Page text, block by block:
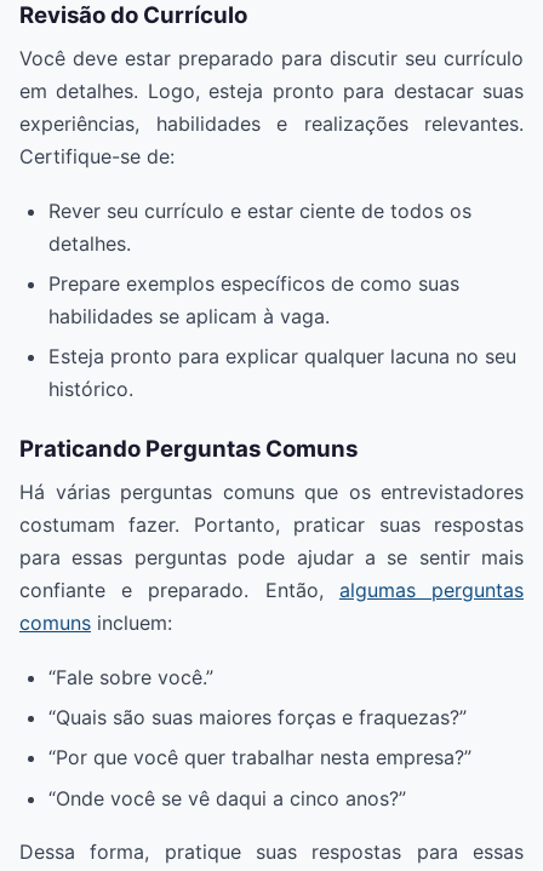
Revisão do Currículo
Você deve estar preparado para discutir seu currículo
em detalhes. Logo, esteja pronto para destacar suas
experiências, habilidades e realizações relevantes.
Certifique-se de:
Rever seu currículo e estar ciente de todos os
detalhes.
Prepare exemplos específicos de como suas
habilidades se aplicam à vaga.
Esteja pronto para explicar qualquer lacuna no seu
histórico.
Praticando Perguntas Comuns
Há várias perguntas comuns que os entrevistadores
costumam fazer. Portanto, praticar suas respostas
para essas perguntas pode ajudar a se sentir mais
confiante e preparado. Então, algumas perguntas
comuns incluem:
“Fale sobre você.”
“Quais são suas maiores forças e fraquezas?”
“Por que você quer trabalhar nesta empresa?”
“Onde você se vê daqui a cinco anos?”
Dessa forma, pratique suas respostas para essas